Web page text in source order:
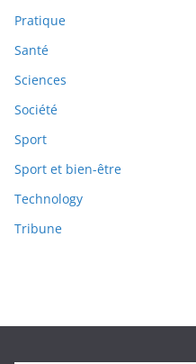
Pratique
Santé
Sciences
Société
Sport
Sport et bien-être
Technology
Tribune